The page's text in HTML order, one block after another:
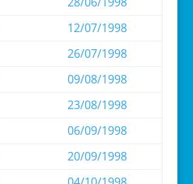
12/07/1998
26/07/1998
09/08/1998
23/08/1998
06/09/1998
20/09/1998